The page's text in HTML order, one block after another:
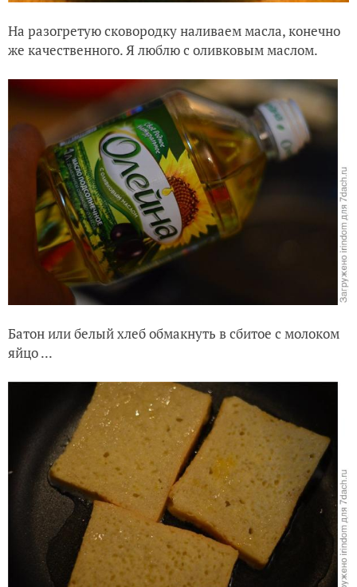
На разогретую сковородку наливаем масла, конечно
же качественного. Я люблю с оливковым маслом.
Батон или белый хлеб обмакнуть в сбитое с молоком
яйцо ...